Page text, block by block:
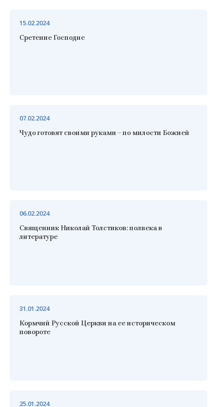
Сретение Господне
15.02.2024
Чудо готовят своими руками – по милости Божией
07.02.2024
Священник Николай Толстиков: полвека в
литературе
06.02.2024
Кормчий Русской Церкви на ее историческом
повороте
31.01.2024
25.01.2024